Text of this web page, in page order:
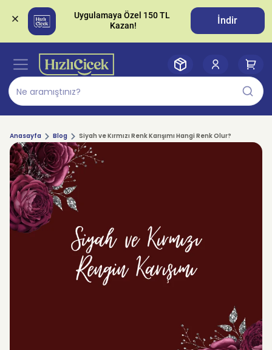
Uygulamaya Özel 150 TL
İndir
Anasayfa Blog Siyah ve Kırmızı Renk Karışımı Hangi Renk Olur?